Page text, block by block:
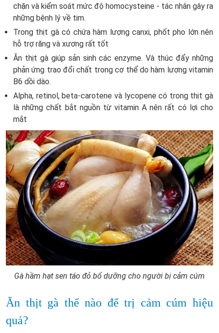
chặn và kiểm soát mức độ homocysteine - tác nhân gây ra
những bệnh lý về tim.
Trong thịt gà có chứa hàm lượng canxi, phốt pho lớn nên
hỗ trợ răng và xương rất tốt
Ăn thịt gà giúp sản sinh các enzyme. Và thúc đẩy những
phản ứng trao đổi chất trong cơ thể do hàm lượng vitamin
B6 dồi dào.
Alpha, retinol, beta-carotene và lycopene có trong thịt gà
là những chất bắt nguồn từ vitamin A nên rất có lợi cho
mắt
Gà hầm hạt sen táo đỏ bổ dưỡng cho người bị cảm cúm
Ăn thịt gà thế nào để trị cảm cúm hiệu
quả?